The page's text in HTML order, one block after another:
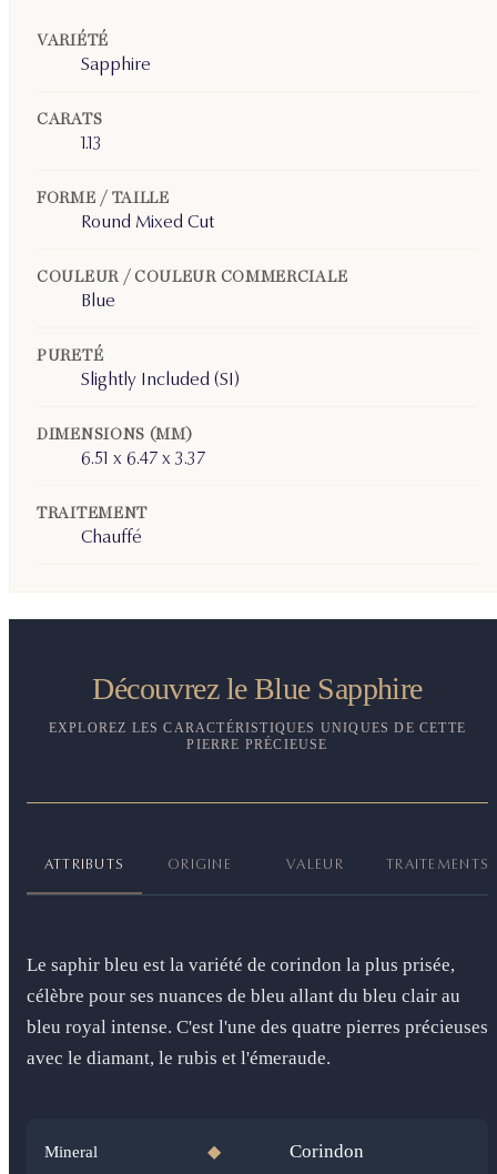
VARIÉTÉ
Sapphire
CARATS
1.13
FORME / TAILLE
Round Mixed Cut
COULEUR / COULEUR COMMERCIALE
Blue
PURETÉ
Slightly Included (SI)
DIMENSIONS (MM)
6.51 x 6.47 x 3.37
TRAITEMENT
Chauffé
Découvrez le Blue Sapphire
EXPLOREZ LES CARACTÉRISTIQUES UNIQUES DE CETTE
PIERRE PRÉCIEUSE
ATTRIBUTS ORIGINE VALEUR TRAITEMENTS
Le saphir bleu est la variété de corindon la plus prisée,
célèbre pour ses nuances de bleu allant du bleu clair au
bleu royal intense. C'est l'une des quatre pierres précieuses
avec le diamant, le rubis et l'émeraude.
Mineral ◆ Corindon